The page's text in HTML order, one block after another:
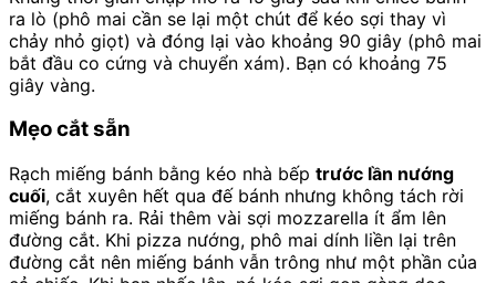
ra lò (phô mai cần se lại một chút để kéo sợi thay vì
chảy nhỏ giọt) và đóng lại vào khoảng 90 giây (phô mai
bắt đầu co cứng và chuyển xám). Bạn có khoảng 75
giây vàng.
Mẹo cắt sẵn
Rạch miếng bánh bằng kéo nhà bếp trước lần nướng
cuối, cắt xuyên hết qua đế bánh nhưng không tách rời
miếng bánh ra. Rải thêm vài sợi mozzarella ít ẩm lên
đường cắt. Khi pizza nướng, phô mai dính liền lại trên
đường cắt nên miếng bánh vẫn trông như một phần của